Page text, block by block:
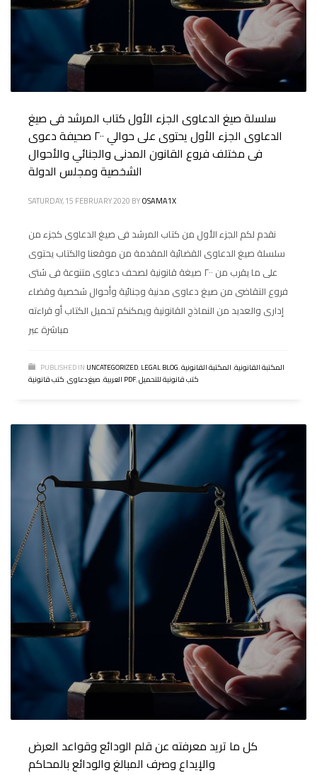
سلسلة صيغ الدعاوى الجزء الأول كتاب المرشد فى صيغ
الدعاوى الجزء الأول يحتوى على حوالي ٢٠٠ صحيفة دعوى
فى مختلف فروع القانون المدنى والجنائي والأحوال
الشخصية ومجلس الدولة
SATURDAY, 15 FEBRUARY 2020 BYOSAMA1X
نقدم لكم الجزء الأول من كتاب المرشد فى صيغ الدعاوى كجزء من
سلسلة صيغ الدعاوى القضائية المقدمة من موقعنا والكتاب يحتوى
على ما يقرب من ٢٠٠ صيغة قانونية لصحف دعاوى متنوعة فى شتى
فروع التقاضى من صيغ دعاوى مدنية وجنائية وأحوال شخصية وقضاء
إدارى والعديد من النماذج القانونية ويمكنكم تحميل الكتاب أو قراءته
مباشرة عبر
PUBLISHED IN UNCATEGORIZED,LEGAL BLOG, المكتبة القانونية,المكتبة القانونية
العربية,صيغ دعاوى, كتب قانونية PDF,كتب قانونية للتحميل
كل ما تريد معرفته عن قلم الودائع وقواعد العرض
والإيداع وصرف المبالغ والودائع بالمحاكم